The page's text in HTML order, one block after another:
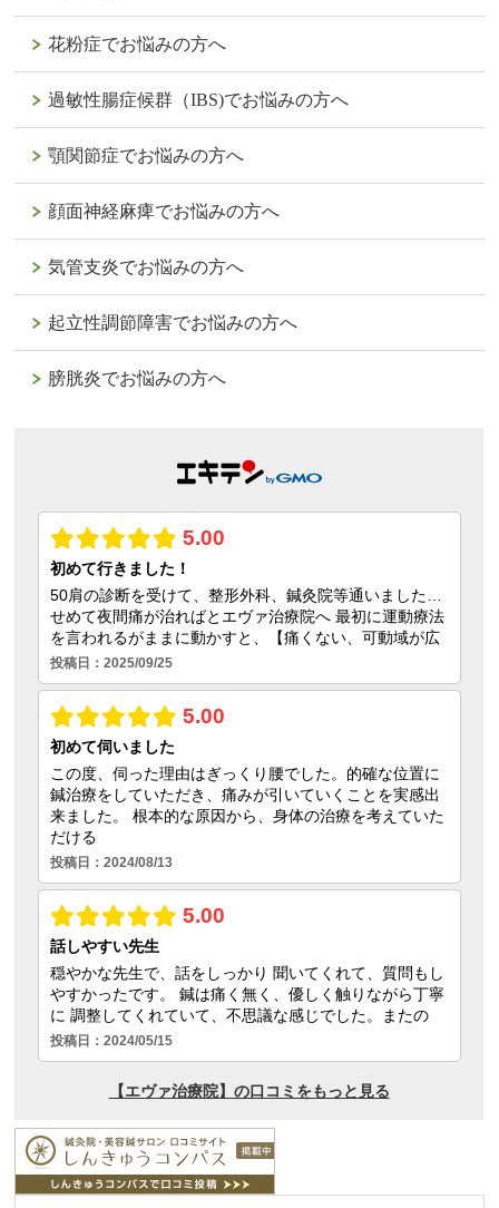
花粉症でお悩みの方へ
過敏性腸症候群（IBS)でお悩みの方へ
顎関節症でお悩みの方へ
顔面神経麻痺でお悩みの方へ
気管支炎でお悩みの方へ
起立性調節障害でお悩みの方へ
膀胱炎でお悩みの方へ